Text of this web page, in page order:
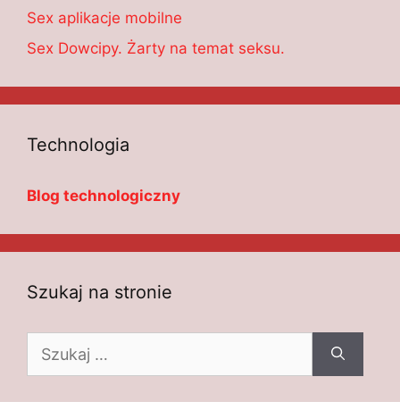
Sex aplikacje mobilne
Sex Dowcipy. Żarty na temat seksu.
Technologia
Blog technologiczny
Szukaj na stronie